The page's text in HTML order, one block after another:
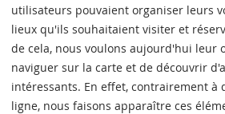
utilisateurs pouvaient organiser leurs
lieux qu'ils souhaitaient visiter et
de cela, nous voulons aujourd'hui leur
naviguer sur la carte et de découvrir
intéressants. En effet, contrairement à
ligne, nous faisons apparaître ces